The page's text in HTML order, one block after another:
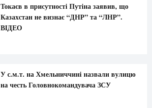
Токаєв в присутності Путіна заявив, що
Казахстан не визнає “ДНР” та “ЛНР”.
ВІДЕО
У с.м.т. на Хмельниччині назвали вулицю
на честь Головнокомандувача ЗСУ